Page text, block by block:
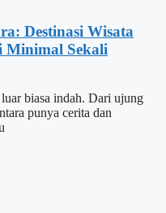
Destinasi Wisata
Sekali
biasa indah. Dari ujung
punya cerita dan